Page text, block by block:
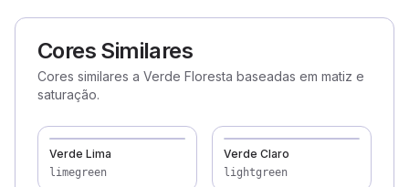
Cores Similares
Cores similares a Verde Floresta baseadas em matiz e
saturação.
Verde Lima
limegreen
Verde Claro
lightgreen